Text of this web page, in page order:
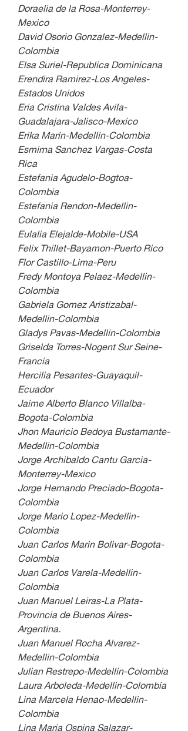
Doraelia de la Rosa-Monterrey-
Mexico
David Osorio Gonzalez-Medellin-
Colombia
Elsa Suriel-Republica Dominicana
Erendira Ramirez-Los Angeles-
Estados Unidos
Eria Cristina Valdes Avila-
Guadalajara-Jalisco-Mexico
Erika Marin-Medellin-Colombia
Esmirna Sanchez Vargas-Costa
Rica
Estefania Agudelo-Bogtoa-
Colombia
Estefania Rendon-Medellin-
Colombia
Eulalia Elejalde-Mobile-USA
Felix Thillet-Bayamon-Puerto Rico
Flor Castillo-Lima-Peru
Fredy Montoya Pelaez-Medellin-
Colombia
Gabriela Gomez Aristizabal-
Medellin-Colombia
Gladys Pavas-Medellin-Colombia
Griselda Torres-Nogent Sur Seine-
Francia
Hercilia Pesantes-Guayaquil-
Ecuador
Jaime Alberto Blanco Villalba-
Bogota-Colombia
Jhon Mauricio Bedoya Bustamante-
Medellin-Colombia
Jorge Archibaldo Cantu Garcia-
Monterrey-Mexico
Jorge Hernando Preciado-Bogota-
Colombia
Jorge Mario Lopez-Medellin-
Colombia
Juan Carlos Marin Bolivar-Bogota-
Colombia
Juan Carlos Varela-Medellin-
Colombia
Juan Manuel Leiras-La Plata-
Provincia de Buenos Aires-
Argentina.
Juan Manuel Rocha Alvarez-
Medellin-Colombia
Julian Restrepo-Medellin-Colombia
Laura Arboleda-Medellin-Colombia
Lina Marcela Henao-Medellin-
Colombia
Lina Maria Ospina Salazar-